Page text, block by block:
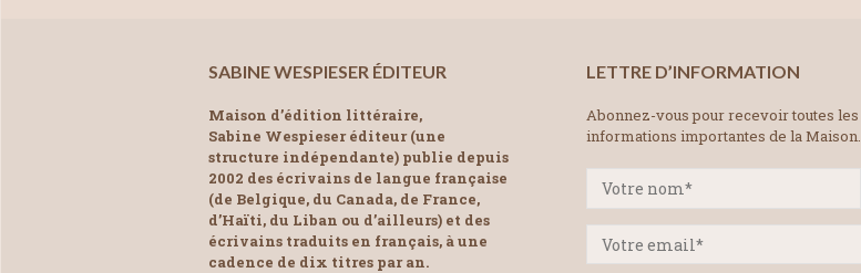
SABINE WESPIESER ÉDITEUR
Maison d’édition littéraire,
Sabine Wespieser éditeur (une
structure indépendante) publie depuis
2002 des écrivains de langue française
(de Belgique, du Canada, de France,
d’Haïti, du Liban ou d’ailleurs) et des
écrivains traduits en français, à une
cadence de dix titres par an.
LETTRE D’INFORMATION
Abonnez-vous pour recevoir toutes les
informations importantes de la Maison.